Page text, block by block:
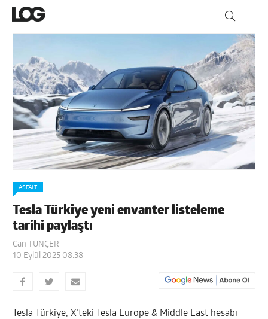
ASFALT
Tesla Türkiye yeni envanter listeleme
tarihi paylaştı
Can TUNÇER
10 Eylül 2025 08:38
Tesla Türkiye, X’teki Tesla Europe & Middle East hesabı